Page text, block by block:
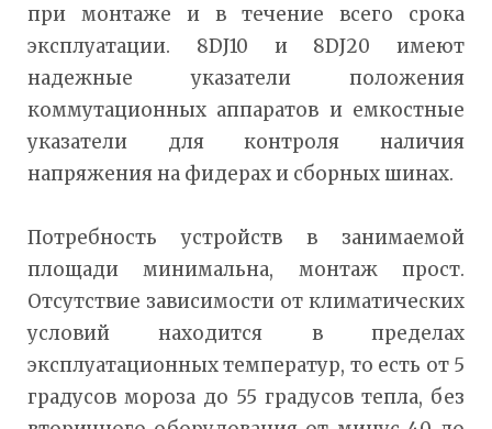
при монтаже и в течение всего срока
эксплуатации. 8DJ10 и 8DJ20 имеют
надежные указатели положения
коммутационных аппаратов и емкостные
указатели для контроля наличия
напряжения на фидерах и сборных шинах.
Потребность устройств в занимаемой
площади минимальна, монтаж прост.
Отсутствие зависимости от климатических
условий находится в пределах
эксплуатационных температур, то есть от 5
градусов мороза до 55 градусов тепла, без